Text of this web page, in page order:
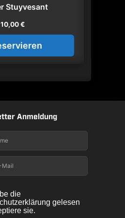
Stuyvesant
10,00€
Anmeldung
die
gelesen
sie.